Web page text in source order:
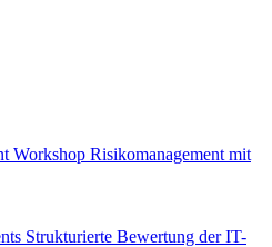
Workshop Risikomanagement mit
Strukturierte Bewertung der IT-